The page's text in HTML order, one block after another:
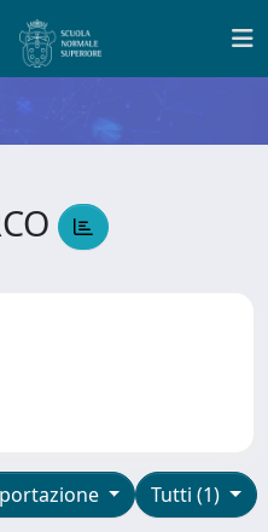
Tutti (1)